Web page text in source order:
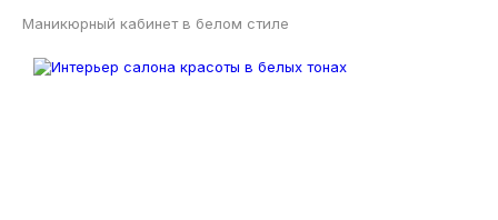
Маникюрный кабинет в белом стиле